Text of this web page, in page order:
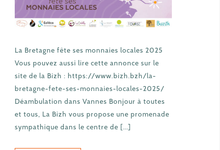
La Bretagne fête ses monnaies locales 2025
Vous pouvez aussi lire cette annonce sur le
site de la Bizh : https://www.bizh.bzh/la-
bretagne-fete-ses-monnaies-locales-2025/
Déambulation dans Vannes Bonjour à toutes
et tous, La Bizh vous propose une promenade
sympathique dans le centre de […]